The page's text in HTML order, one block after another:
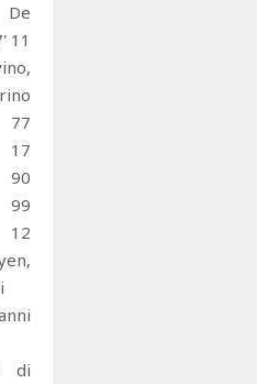
11
77
17
90
99
12
di